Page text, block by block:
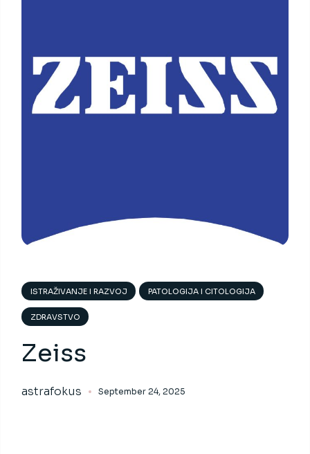
ISTRAŽIVANJE I RAZVOJ PATOLOGIJA I CITOLOGIJA
ZDRAVSTVO
Zeiss
astrafokus September 24, 2025